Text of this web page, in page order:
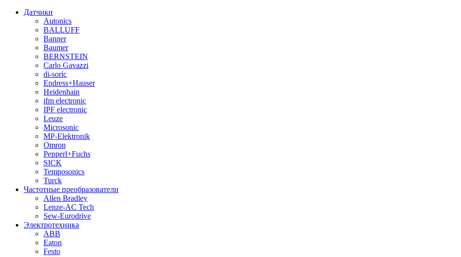
Датчики
Autonics
BALLUFF
Banner
Baumer
BERNSTEIN
Carlo Gavazzi
di-soric
Endress+Hauser
Heidenhain
ifm electronic
IPF electronic
Leuze
Microsonic
MP-Elektronik
Omron
Pepperl+Fuchs
SICK
Temposonics
Turck
Частотные преобразователи
Allen Bradley
Lenze-AC Tech
Sew-Eurodrive
Электротехника
ABB
Eaton
Festo